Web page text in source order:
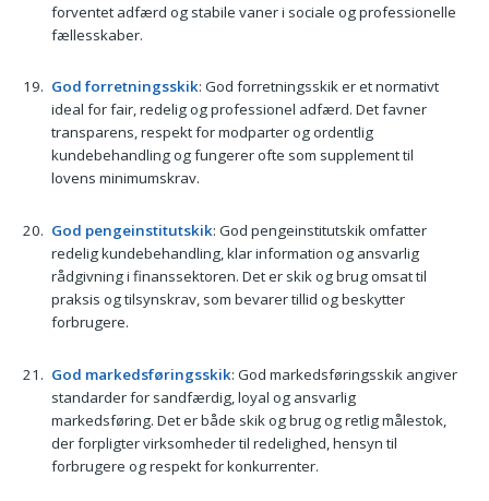
forventet adfærd og stabile vaner i sociale og professionelle
fællesskaber.
God forretningsskik: God forretningsskik er et normativt
ideal for fair, redelig og professionel adfærd. Det favner
transparens, respekt for modparter og ordentlig
kundebehandling og fungerer ofte som supplement til
lovens minimumskrav.
God pengeinstitutskik: God pengeinstitutskik omfatter
redelig kundebehandling, klar information og ansvarlig
rådgivning i finanssektoren. Det er skik og brug omsat til
praksis og tilsynskrav, som bevarer tillid og beskytter
forbrugere.
God markedsføringsskik: God markedsføringsskik angiver
standarder for sandfærdig, loyal og ansvarlig
markedsføring. Det er både skik og brug og retlig målestok,
der forpligter virksomheder til redelighed, hensyn til
forbrugere og respekt for konkurrenter.